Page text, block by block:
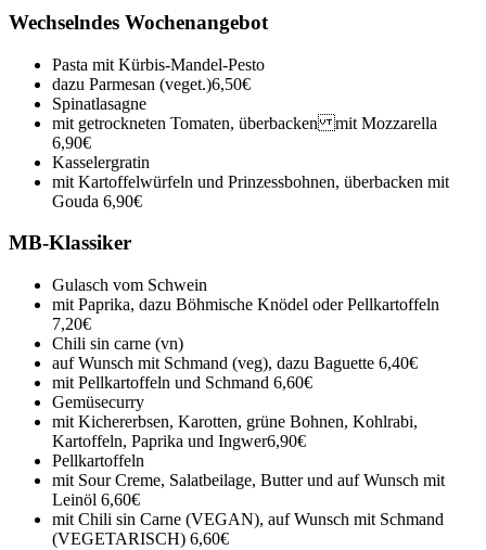
Wechselndes Wochenangebot
Pasta mit Kürbis-Mandel-Pesto
dazu Parmesan (veget.)6,50€
Spinatlasagne
mit getrockneten Tomaten, überbacken mit Mozzarella
6,90€
Kasselergratin
mit Kartoffelwürfeln und Prinzessbohnen, überbacken mit
Gouda 6,90€
MB-Klassiker
Gulasch vom Schwein
mit Paprika, dazu Böhmische Knödel oder Pellkartoffeln
7,20€
Chili sin carne (vn)
auf Wunsch mit Schmand (veg), dazu Baguette 6,40€
mit Pellkartoffeln und Schmand 6,60€
Gemüsecurry
mit Kichererbsen, Karotten, grüne Bohnen, Kohlrabi,
Kartoffeln, Paprika und Ingwer6,90€
Pellkartoffeln
mit Sour Creme, Salatbeilage, Butter und auf Wunsch mit
Leinöl 6,60€
mit Chili sin Carne (VEGAN), auf Wunsch mit Schmand
(VEGETARISCH) 6,60€